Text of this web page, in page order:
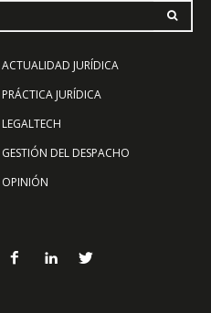
ACTUALIDAD JURÍDICA
PRÁCTICA JURÍDICA
LEGALTECH
GESTIÓN DEL DESPACHO
OPINIÓN